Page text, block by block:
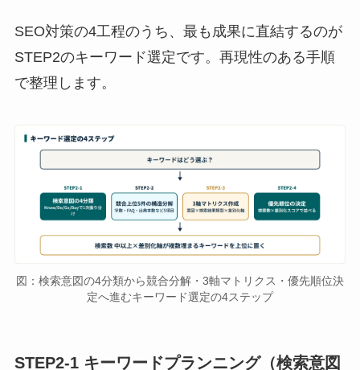
SEO対策の4工程のうち、最も成果に直結するのが
STEP2のキーワード選定です。再現性のある手順
で整理します。
図：検索意図の4分類から競合分解・3軸マトリクス・優先順位決
定へ進むキーワード選定の4ステップ
STEP2-1 キーワードプランニング（検索意図